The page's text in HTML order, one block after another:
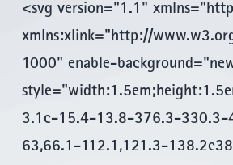
des
espaces
sauvages
<svg version="1.1"
xmlns:xlink="http://
1000" enable-
3.1c-15.4-13.8-376.3-330.3-
63,66.1-112.1,121.3-